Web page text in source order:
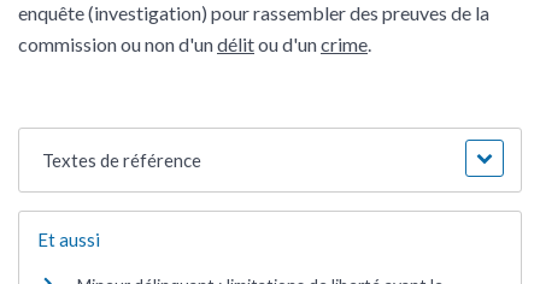
enquête (investigation) pour rassembler des preuves de la
commission ou non d'undélitou d'uncrime.
Textes de référence
Et aussi